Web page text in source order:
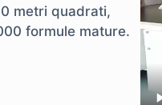
metri quadrati,
formule mature.